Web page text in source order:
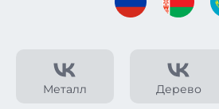
Металл Дерево